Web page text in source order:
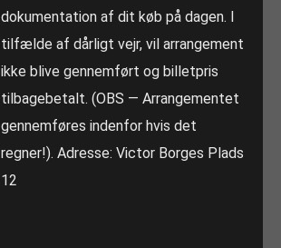
dokumentation af dit køb på dagen. I
tilfælde af dårligt vejr, vil arrangement
ikke blive gennemført og billetpris
tilbagebetalt. (OBS — Arrangementet
gennemføres indenfor hvis det
regner!). Adresse: Victor Borges Plads
12